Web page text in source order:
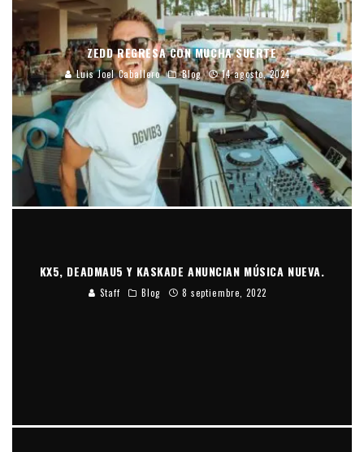
ZEDD REGRESA CON MUCHA SUERTE
Luis Joel Caballero Blog 14 agosto, 2024
KX5, DEADMAU5 Y KASKADE ANUNCIAN MÚSICA NUEVA.
Staff Blog 8 septiembre, 2022